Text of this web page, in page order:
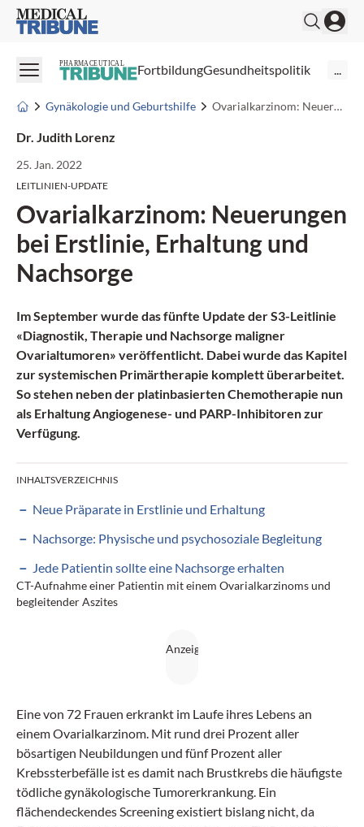
Medical Tribune
PHARMACEUTICAL FortbildungGesundheitspolitik ...
Gynäkologie und Geburtshilfe Ovarialkarzinom: Neuerungen bei Erstlinie, Erhaltung und Nachsorge
Dr. Judith Lorenz
25. Jan. 2022
LEITLINIEN-UPDATE
Ovarialkarzinom: Neuerungen
bei Erstlinie, Erhaltung und
Nachsorge
Im September wurde das fünfte Update der S3-Leitlinie
«Diagnostik, Therapie und Nachsorge maligner
Ovarialtumoren» veröffentlicht. Dabei wurde das Kapitel
zur systemischen Primärtherapie komplett überarbeitet.
So stehen neben der platinbasierten Chemotherapie nun
als Erhaltung Angiogenese- und PARP-Inhibitoren zur
Verfügung.
INHALTSVERZEICHNIS
Neue Präparate in Erstlinie und Erhaltung
Nachsorge: Physische und psychosoziale Begleitung
Jede Patientin sollte eine Nachsorge erhalten
CT-Aufnahme einer Patientin mit einem Ovarialkarzinoms und
begleitender Aszites
Eine von 72 Frauen erkrankt im Laufe ihres Lebens an
einem Ovarialkarzinom. Mit rund drei Prozent aller
bösartigen Neubildungen und fünf Prozent aller
Krebssterbefälle ist es damit nach Brustkrebs die häufigste
tödliche gynäkologische Tumorerkrankung. Ein
flächendeckendes Screening existiert bislang nicht, da